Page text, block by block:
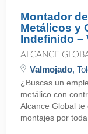
Montador
Metálicos y
Indefinido –
ALCANCE
Valmojado,
¿Buscas un
metálico con
Alcance Global
montajes por toda